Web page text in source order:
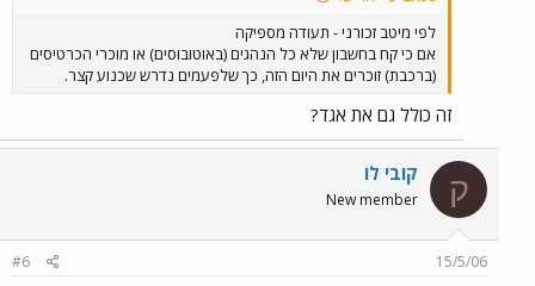
לפי מיטב זכורני - תעודה מספיקה
אם כי קח בחשבון שלא כל הנהגים (באוטובוסים) או מוכרי הכרטיסים
(ברכבת) זוכרים את היום הזה, כך שלפעמים נדרש שכנוע קצר.
זה כולל גם את אגד?
ק קובי לו
New member
15/5/06
#6